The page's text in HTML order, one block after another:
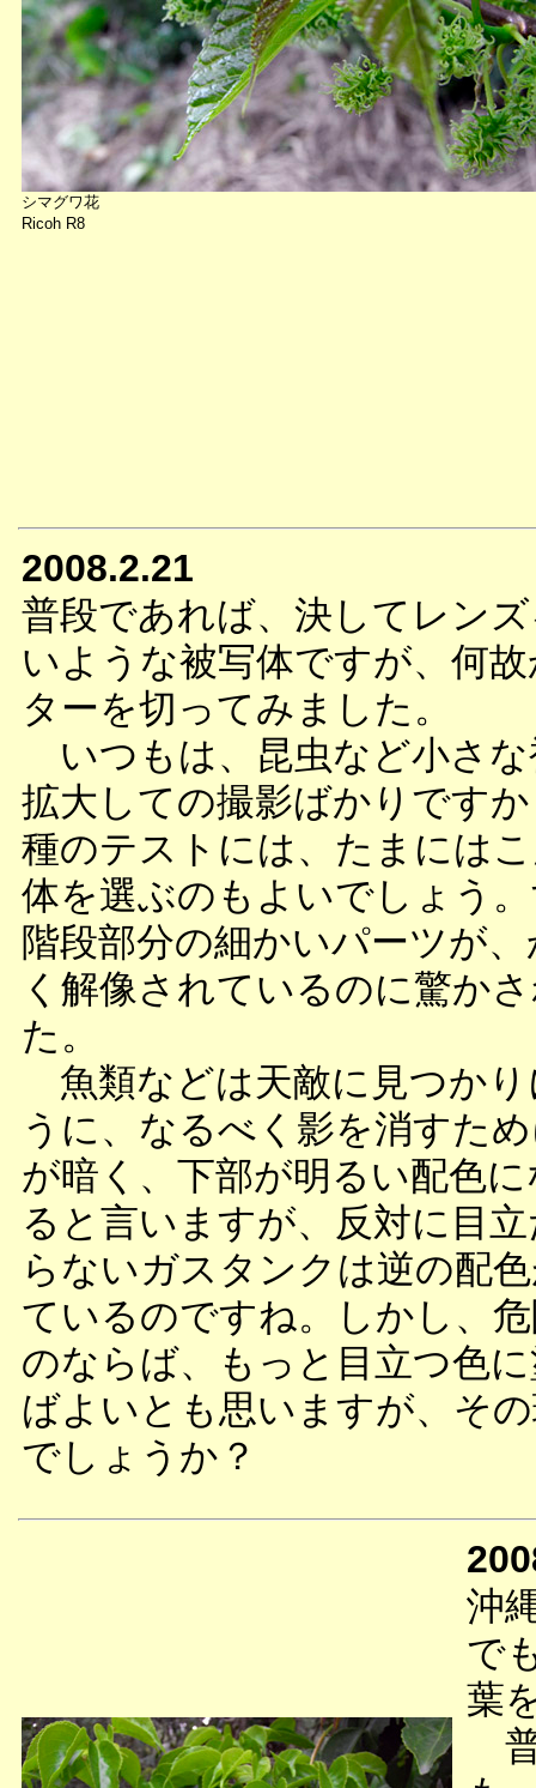
シマグワ花
Ricoh R8
2008.2.21
普段であれば、決してレン
いような被写体ですが、何
ターを切ってみました。
いつもは、昆虫など小さな
拡大しての撮影ばかりです
種のテストには、たまには
体を選ぶのもよいでしょう
階段部分の細かいパーツが
く解像されているのに驚か
た。
魚類などは天敵に見つかり
うに、なるべく影を消すた
が暗く、下部が明るい配色
ると言いますが、反対に目
らないガスタンクは逆の配
ているのですね。しかし、
のならば、もっと目立つ色
ばよいとも思いますが、そ
でしょうか？
沖
で
葉